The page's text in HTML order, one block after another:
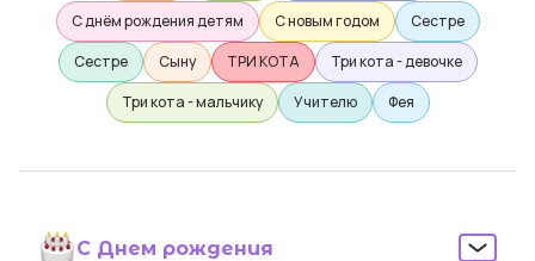
С Днем рождения
С днём рождения детям
С новым годом
Сестре
Сестре
Сыну ТРИ КОТА
Три кота - девочке
Три кота - мальчику
Учителю Фея